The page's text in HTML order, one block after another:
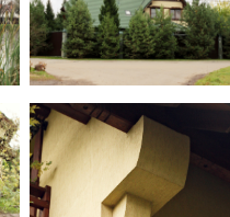
House on pond